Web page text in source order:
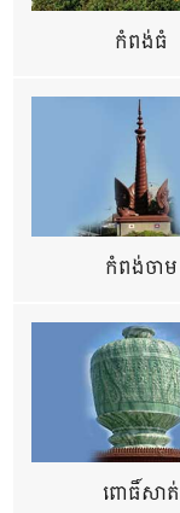
កំពង់ធំ
កំពង់ចាម
ពោធិ៍សាត់